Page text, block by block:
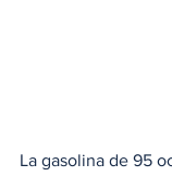
La gasolina de 95